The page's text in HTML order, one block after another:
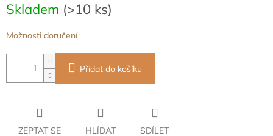
cena:
Skladem (>10 ks)
Možnosti doručení
Přidat do košíku
ZEPTAT SE HLÍDAT SDÍLET